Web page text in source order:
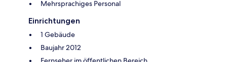
Mehrsprachiges Personal
Einrichtungen
1 Gebäude
Baujahr 2012